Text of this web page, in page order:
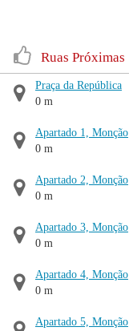
Ruas Próximas
Praça da República
0 m
Apartado 1, Monção
0 m
Apartado 2, Monção
0 m
Apartado 3, Monção
0 m
Apartado 4, Monção
0 m
Apartado 5, Monção